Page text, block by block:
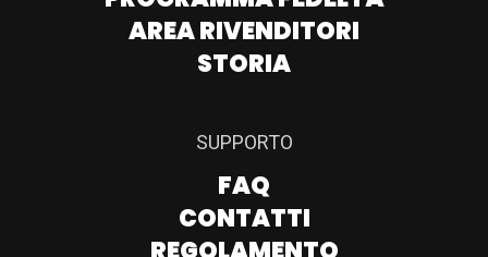
AREA RIVENDITORI
STORIA
SUPPORTO
FAQ
CONTATTI